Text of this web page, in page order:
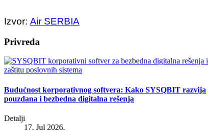
Izvor: Air SERBIA
Privreda
Budućnost korporativnog softvera: Kako SYSQBIT razvija
pouzdana i bezbedna digitalna rešenja
Detalji
17. Jul 2026.